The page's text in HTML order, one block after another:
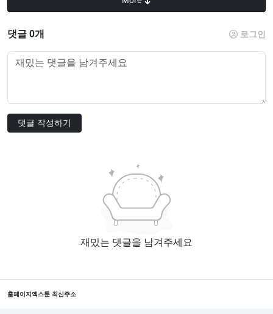
댓글 0개 로그인
댓글 작성하기
재밌는 댓글을 남겨주세요
홈페이지 엑스툰 최신주소